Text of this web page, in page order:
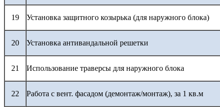
19 Установка защитного козырька (для наружного блока)
20 Установка антивандальной решетки
21 Использование траверсы для наружного блока
22 Работа с вент. фасадом (демонтаж/монтаж), за 1 кв.м